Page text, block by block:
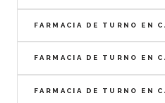
FARMACIA DE TURNO EN
FARMACIA DE TURNO EN
FARMACIA DE TURNO EN